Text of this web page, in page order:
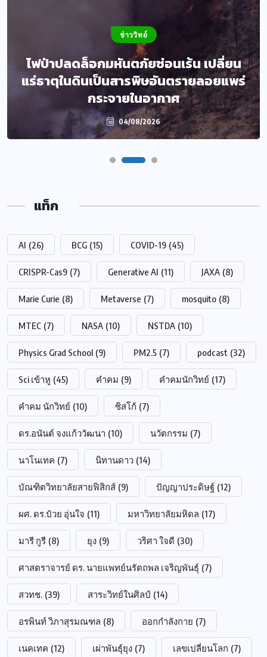
ข่าววิทย์
ไฟป่าปลดล็อกมหันตภัยซ่อนเร้น เปลี่ยน
แร่ธาตุในดินเป็นสารพิษอันตรายลอยแพร่
กระจายในอากาศ
04/08/2026
แท็ก
AI (26) BCG (15) COVID-19 (45)
CRISPR-Cas9 (7) Generative AI (11) JAXA (8)
Marie Curie (8) Metaverse (7) mosquito (8)
MTEC (7) NASA (10) NSTDA (10)
Physics Grad School (9) PM2.5 (7) podcast (32)
Sci เข้าหู (45) คำคม (9) คำคมนักวิทย์ (17)
คำคม นักวิทย์ (10) ซิสโก้ (7)
ดร.อนันต์ จงแก้ววัฒนา (10) นวัตกรรม (7)
นาโนเทค (7) นิทานดาว (14)
บัณฑิตวิทยาลัยสายฟิสิกส์ (9) ปัญญาประดิษฐ์ (12)
ผศ. ดร.ป๋วย อุ่นใจ (11) มหาวิทยาลัยมหิดล (17)
มารี กูรี (8) ยุง (9) วริศา ใจดี (30)
ศาสตราจารย์ ดร. นายแพทย์นรัตถพล เจริญพันธุ์ (7)
สวทช. (39) สาระวิทย์ในศิลป์ (14)
อรพินท์ วิภาสุรมณฑล (8) ออกกำลังกาย (7)
เนคเทค (12) เผ่าพันธุ์ยุง (7) เลขเปลี่ยนโลก (7)